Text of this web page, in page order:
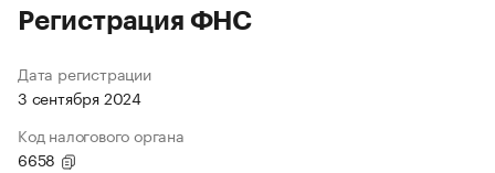
Регистрация ФНС
Дата регистрации
3 сентября 2024
Код налогового органа
6658